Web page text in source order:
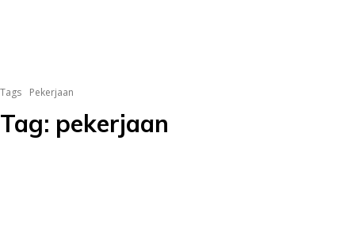
Tags Pekerjaan
Tag: pekerjaan